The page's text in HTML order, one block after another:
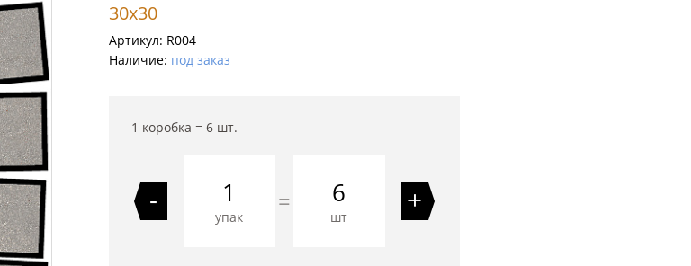
30x30
Артикул: R004
Наличие: под заказ
1 коробка = 6шт.
-
упак
= 6
шт
+